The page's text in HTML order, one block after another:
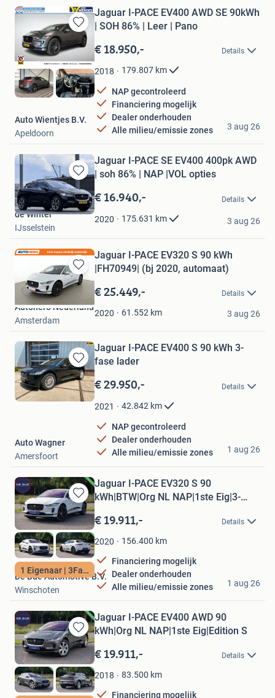
Bewaren
in
Favorieten
Jaguar I-PACE EV400 AWD SE 90kWh
| SOH 86% | Leer | Pano
€ 18.950,- Details
2018 179.807 km
NAP gecontroleerd
Financiering mogelijk
Dealer onderhouden
Alle milieu/emissie zones
Auto Wientjes B.V.
Apeldoorn
3 aug 26
Bewaren
in
Mijn
Favorieten
Jaguar I-PACE SE EV400 400pk AWD
| soh 86% | NAP |VOL opties
€ 16.940,- Details
2020 175.631 km
de Winter
IJsselstein
3 aug 26
Bewaren
in
Mijn
Favorieten
Jaguar I-PACE EV320 S 90 kWh
|FH70949| (bj 2020, automaat)
€ 25.449,- Details
2020 61.552 km
Autohero Nederland
Amsterdam
3 aug 26
Bewaren
in
Mijn
Favorieten
Jaguar I-PACE EV400 S 90 kWh 3-
fase lader
€ 29.950,- Details
2021 42.842 km
NAP gecontroleerd
Dealer onderhouden
Alle milieu/emissie zones
Auto Wagner
Amersfoort
1 aug 26
Bewaren
in
Mijn
Favorieten
1 Eigenaar | 3Fase
Jaguar I-PACE EV320 S 90
kWh|BTW|Org NL NAP|1ste Eig|3-
€ 19.911,- Details
2020 156.400 km
Financiering mogelijk
Dealer onderhouden
Alle milieu/emissie zones
De Bue Automotive B.V.
Winschoten
1 aug 26
Bewaren
in
Mijn
Favorieten
Jaguar I-PACE EV400 AWD 90
kWh|Org NL NAP|1ste Eig|Edition S
€ 19.911,- Details
2018 83.500 km
Financiering mogelijk